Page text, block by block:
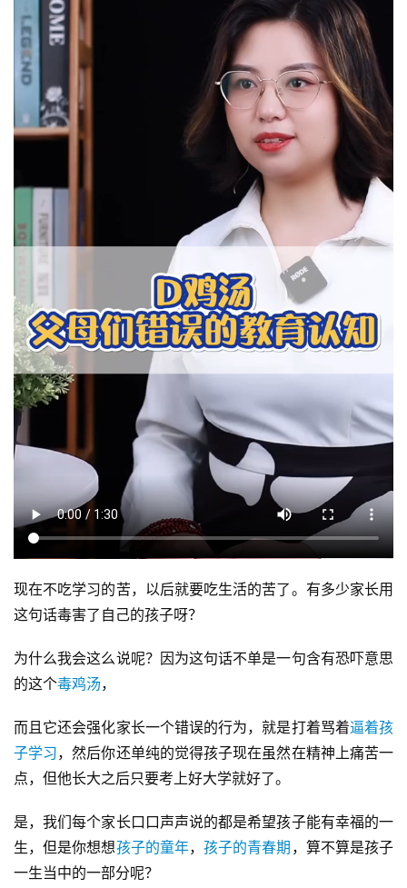
现在不吃学习的苦，以后就要吃生活的苦了。有多少家长用
这句话毒害了自己的孩子呀？
为什么我会这么说呢？因为这句话不单是一句含有恐吓意思
的这个毒鸡汤，
而且它还会强化家长一个错误的行为，就是打着骂着逼着孩
子学习，然后你还单纯的觉得孩子现在虽然在精神上痛苦一
点，但他长大之后只要考上好大学就好了。
是，我们每个家长口口声声说的都是希望孩子能有幸福的一
生，但是你想想孩子的童年，孩子的青春期 ，算不算是孩子
一生当中的一部分呢？